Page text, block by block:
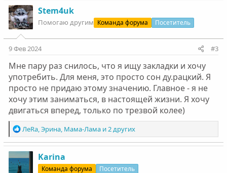
Stem4uk
Помогаю другим Команда форума Посетитель
9 Фев 2024 #3
Мне пару раз снилось, что я ищу закладки и хочу
употребить. Для меня, это просто сон ду.рацкий. Я
просто не придаю этому значению. Главное - я не
хочу этим заниматься, в настоящей жизни. Я хочу
двигаться вперед, только по трезвой колее)
Р
е
а
к
ц
ЛеRa,Эрина, Мама-Ламаи 2 других
Karinа
Команда форума Посетитель